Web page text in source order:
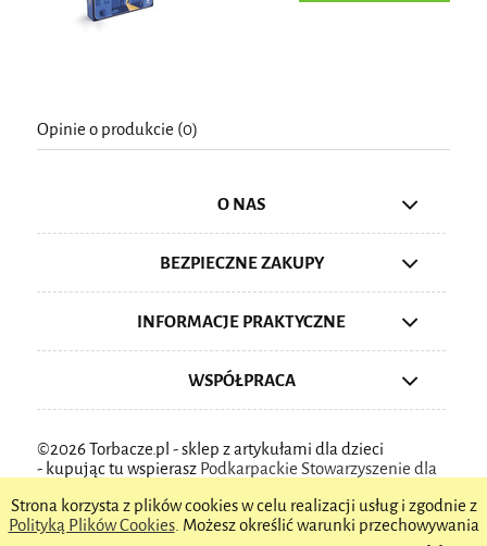
Strona korzysta z plików cookies w celu realizacji usług i zgodnie z
Polityką Plików Cookies. Możesz określić warunki przechowywania
Opinie o produkcie (0)
O NAS
BEZPIECZNE ZAKUPY
INFORMACJE PRAKTYCZNE
WSPÓŁPRACA
©2026 Torbacze.pl - sklep z artykułami dla dzieci
- kupując tu wspierasz Podkarpackie Stowarzyszenie dla
pokaż pełną wersję strony